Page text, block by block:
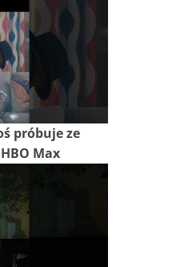
próbuje ze
Max